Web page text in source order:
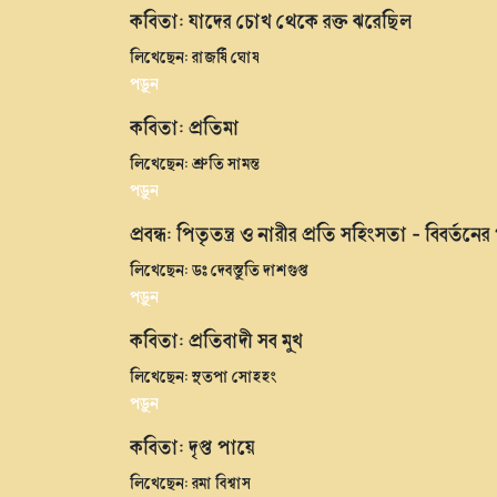
কবিতা: যাদের চোখ থেকে রক্ত ঝরেছিল
লিখেছেন: রাজর্ষি ঘোষ
পড়ুন
কবিতা: প্রতিমা
লিখেছেন: শ্রুতি সামন্ত
পড়ুন
প্রবন্ধ: পিতৃতন্ত্র ও নারীর প্রতি সহিংসতা - বিবর্তনের
লিখেছেন: ডঃ দেবস্তুতি দাশগুপ্ত
পড়ুন
কবিতা: প্রতিবাদী সব মুখ
লিখেছেন: সুতপা সোহহং
পড়ুন
কবিতা: দৃপ্ত পায়ে
লিখেছেন: রমা বিশ্বাস